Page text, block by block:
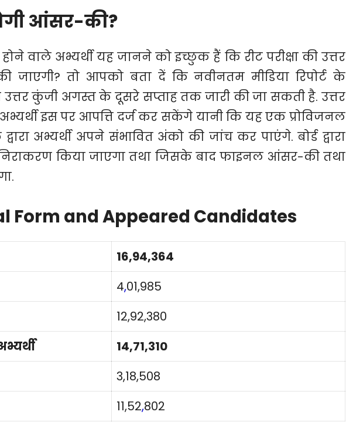
आंसर-की?
वाले अभ्यर्थी यह जानने को इच्छुक हैं कि रीट परीक्षा की उत्तर
तो आपको बता दें कि नवीनतम मीडिया रिपोर्ट के
उत्तर कुंजी अगस्त के दूसरे सप्ताह तक जारी की जा सकती है. उत्तर
इस पर आपत्ति दर्ज कर सकेंगे यानी कि यह एक प्रोविजनल
अभ्यर्थी अपने संभावित अंको की जांच कर पाएंगे. बोर्ड द्वारा
निराकरण किया जाएगा तथा जिसके बाद फाइनल आंसर-की तथा
Form and Appeared Candidates
16,94,364
4,01,985
12,92,380
14,71,310
3,18,508
11,52,802